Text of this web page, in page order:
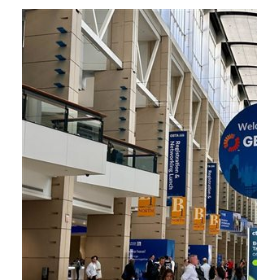
Edição em Chicago do maior evento
de 5 mil pessoas em 3 dias